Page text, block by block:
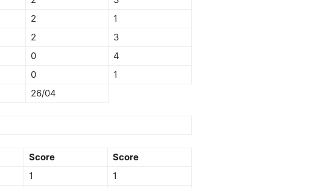
2
1
2
3
0
4
0
1
26/04
Score
Score
1
1